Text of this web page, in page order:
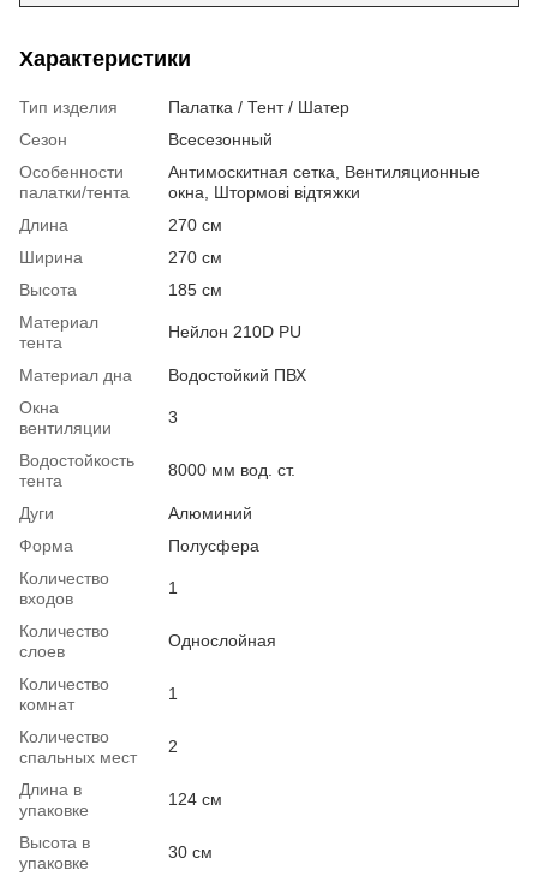
Характеристики
Тип изделия
Палатка / Тент / Шатер
Сезон
Всесезонный
Особенности
палатки/тента
Антимоскитная сетка, Вентиляционные
окна, Штормові відтяжки
Длина
270 см
Ширина
270 см
Высота
185 см
Материал
тента
Нейлон 210D PU
Материал дна
Водостойкий ПВХ
Окна
вентиляции
3
Водостойкость
тента
8000 мм вод. ст.
Дуги
Алюминий
Форма
Полусфера
Количество
входов
1
Количество
слоев
Однослойная
Количество
комнат
1
Количество
спальных мест
2
Длина в
упаковке
124 см
Высота в
упаковке
30 см